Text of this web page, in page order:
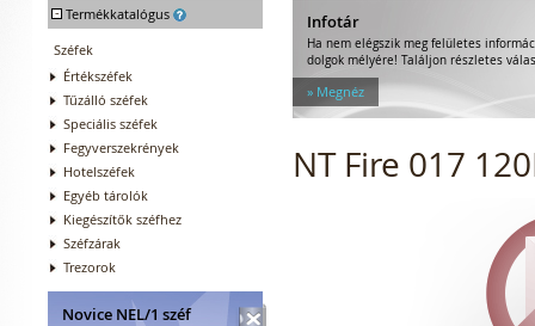
- Termékkatalógus
Széfek
Értékszéfek
Tűzálló széfek
Speciális széfek
Fegyverszekrények
Hotelszéfek
Egyéb tárolók
Kiegészítők széfhez
Széfzárak
Trezorok
Novice NEL/1 széf
Infotár
Ha nem elégszik meg felületes
dolgok mélyére! Találjon részletes
» Megnéz
NT Fire 017